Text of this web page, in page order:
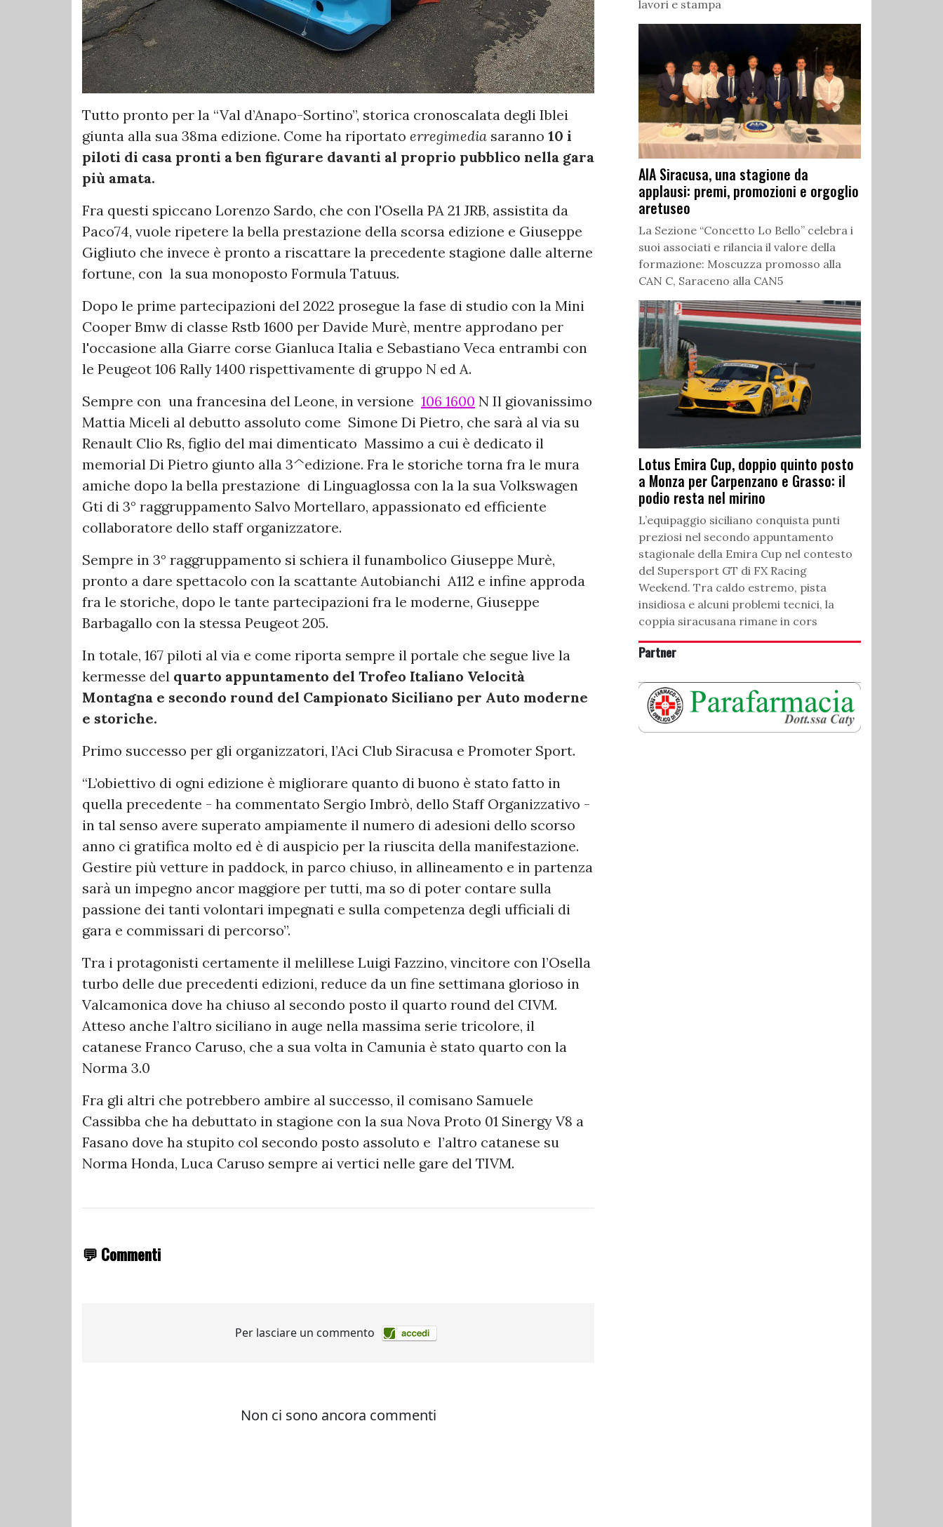
Tutto pronto per la “Val d’Anapo-Sortino”, storica cronoscalata degli Iblei
giunta alla sua 38ma edizione. Come ha riportato erregimedia saranno 10 i
piloti di casa pronti a ben figurare davanti al proprio pubblico nella gara
più amata.
Fra questi spiccano Lorenzo Sardo, che con l'Osella PA 21 JRB, assistita da
Paco74, vuole ripetere la bella prestazione della scorsa edizione e Giuseppe
Gigliuto che invece è pronto a riscattare la precedente stagione dalle alterne
fortune, con la sua monoposto Formula Tatuus.
Dopo le prime partecipazioni del 2022 prosegue la fase di studio con la Mini
Cooper Bmw di classe Rstb 1600 per Davide Murè, mentre approdano per
l'occasione alla Giarre corse Gianluca Italia e Sebastiano Veca entrambi con
le Peugeot 106 Rally 1400 rispettivamente di gruppo N ed A.
Sempre con una francesina del Leone, in versione 106 1600 N Il giovanissimo
Mattia Miceli al debutto assoluto come Simone Di Pietro, che sarà al via su
Renault Clio Rs, figlio del mai dimenticato Massimo a cui è dedicato il
memorial Di Pietro giunto alla 3^edizione. Fra le storiche torna fra le mura
amiche dopo la bella prestazione di Linguaglossa con la la sua Volkswagen
Gti di 3° raggruppamento Salvo Mortellaro, appassionato ed efficiente
collaboratore dello staff organizzatore.
Sempre in 3° raggruppamento si schiera il funambolico Giuseppe Murè,
pronto a dare spettacolo con la scattante Autobianchi A112 e infine approda
fra le storiche, dopo le tante partecipazioni fra le moderne, Giuseppe
Barbagallo con la stessa Peugeot 205.
In totale, 167 piloti al via e come riporta sempre il portale che segue live la
kermesse del quarto appuntamento del Trofeo Italiano Velocità
Montagna e secondo round del Campionato Siciliano per Auto moderne
e storiche.
Primo successo per gli organizzatori, l’Aci Club Siracusa e Promoter Sport.
“L’obiettivo di ogni edizione è migliorare quanto di buono è stato fatto in
quella precedente - ha commentato Sergio Imbrò, dello Staff Organizzativo -
in tal senso avere superato ampiamente il numero di adesioni dello scorso
anno ci gratifica molto ed è di auspicio per la riuscita della manifestazione.
Gestire più vetture in paddock, in parco chiuso, in allineamento e in partenza
sarà un impegno ancor maggiore per tutti, ma so di poter contare sulla
passione dei tanti volontari impegnati e sulla competenza degli ufficiali di
gara e commissari di percorso”.
Tra i protagonisti certamente il melillese Luigi Fazzino, vincitore con l’Osella
turbo delle due precedenti edizioni, reduce da un fine settimana glorioso in
Valcamonica dove ha chiuso al secondo posto il quarto round del CIVM.
Atteso anche l’altro siciliano in auge nella massima serie tricolore, il
catanese Franco Caruso, che a sua volta in Camunia è stato quarto con la
Norma 3.0
Fra gli altri che potrebbero ambire al successo, il comisano Samuele
Cassibba che ha debuttato in stagione con la sua Nova Proto 01 Sinergy V8 a
Fasano dove ha stupito col secondo posto assoluto e l’altro catanese su
Norma Honda, Luca Caruso sempre ai vertici nelle gare del TIVM.
💬 Commenti
lavori e stampa
AIA Siracusa, una stagione da
applausi: premi, promozioni e orgoglio
aretuseo
La Sezione “Concetto Lo Bello” celebra i
suoi associati e rilancia il valore della
formazione: Moscuzza promosso alla
CAN C, Saraceno alla CAN5
Lotus Emira Cup, doppio quinto posto
a Monza per Carpenzano e Grasso: il
podio resta nel mirino
L’equipaggio siciliano conquista punti
preziosi nel secondo appuntamento
stagionale della Emira Cup nel contesto
del Supersport GT di FX Racing
Weekend. Tra caldo estremo, pista
insidiosa e alcuni problemi tecnici, la
coppia siracusana rimane in cors
Partner